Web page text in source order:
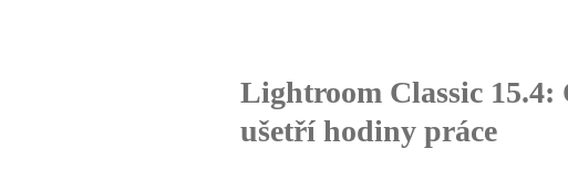
Lightroom Classic 15.4:
ušetří hodiny práce